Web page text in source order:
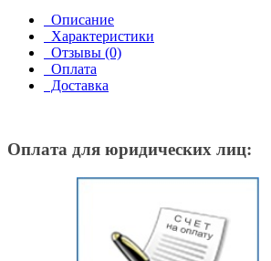
Описание
Характеристики
Отзывы (0)
Оплата
Доставка
Оплата для юридических лиц: